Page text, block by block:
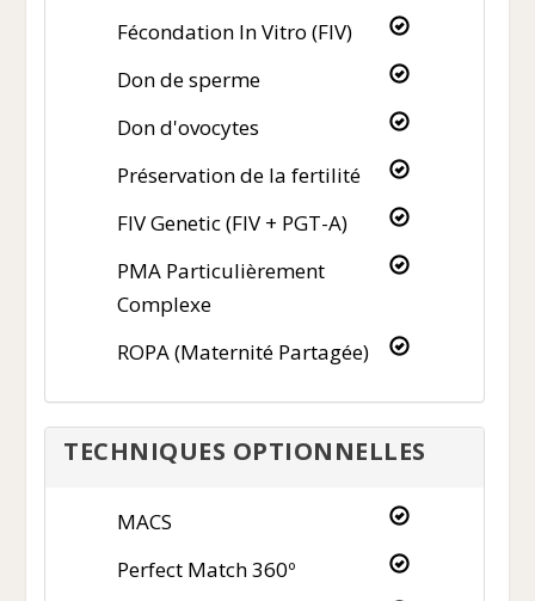
Fécondation In Vitro (FIV)
Don de sperme
Don d'ovocytes
Préservation de la fertilité
FIV Genetic (FIV + PGT-A)
PMA Particulièrement
Complexe
ROPA (Maternité Partagée)
TECHNIQUES OPTIONNELLES
MACS
Perfect Match 360º